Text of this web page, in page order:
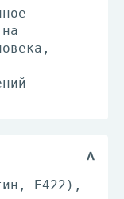
Е422),